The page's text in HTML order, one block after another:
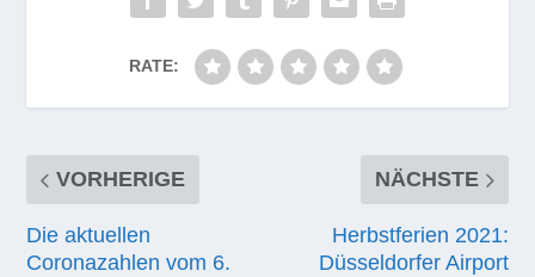
RATE:
VORHERIGE
Die aktuellen
Coronazahlen vom 6.
NÄCHSTE
Herbstferien 2021:
Düsseldorfer Airport